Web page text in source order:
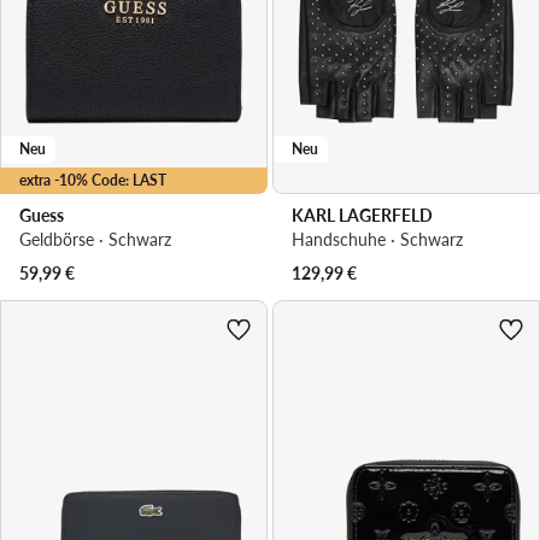
extra -10% Code: LAST
Neu
Guess
Geldbörse · Schwarz
59,99€
Neu
KARL LAGERFELD
Handschuhe · Schwarz
129,99€